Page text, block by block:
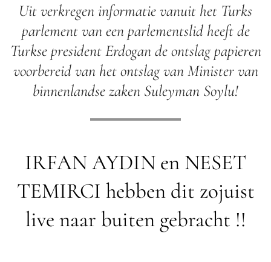
Uit verkregen informatie vanuit het Turks
parlement van een parlementslid heeft de
Turkse president Erdogan de ontslag papieren
voorbereid van het ontslag van Minister van
binnenlandse zaken Suleyman Soylu!
IRFAN AYDIN en NESET
TEMIRCI hebben dit zojuist
live naar buiten gebracht !!